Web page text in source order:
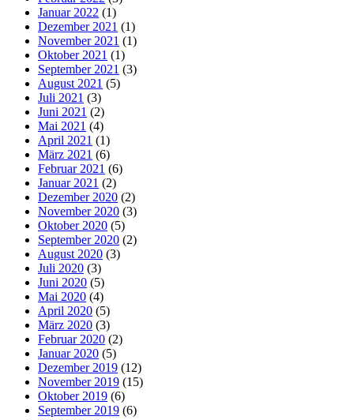
Januar 2022 (1)
Dezember 2021 (1)
November 2021 (1)
Oktober 2021 (1)
September 2021 (3)
August 2021 (5)
Juli 2021 (3)
Juni 2021 (2)
Mai 2021 (4)
April 2021 (1)
März 2021 (6)
Februar 2021 (6)
Januar 2021 (2)
Dezember 2020 (2)
November 2020 (3)
Oktober 2020 (5)
September 2020 (2)
August 2020 (3)
Juli 2020 (3)
Juni 2020 (5)
Mai 2020 (4)
April 2020 (5)
März 2020 (3)
Februar 2020 (2)
Januar 2020 (5)
Dezember 2019 (12)
November 2019 (15)
Oktober 2019 (6)
September 2019 (6)